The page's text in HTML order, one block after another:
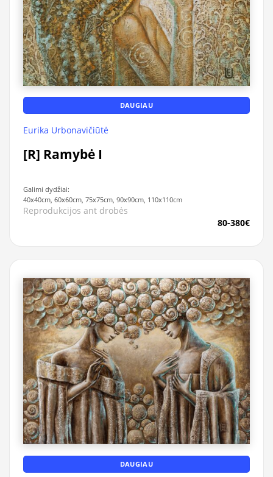
DAUGIAU
Eurika Urbonavičiūtė
[R] Ramybė I
Galimi dydžiai:
40x40cm, 60x60cm, 75x75cm, 90x90cm, 110x110cm
Reprodukcijos ant drobės
80-380€
DAUGIAU